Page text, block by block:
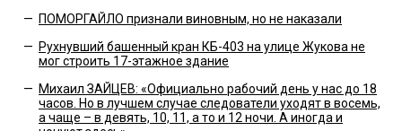
— ПОМОРГАЙЛО признали виновным, но не наказали
— Рухнувший башенный кран КБ-403 на улице Жукова не
мог строить 17-этажное здание
— Михаил ЗАЙЦЕВ: «Официально рабочий день у нас до 18
часов. Но в лучшем случае следователи уходят в восемь,
а чаще – в девять, 10, 11, а то и 12 ночи. А иногда и